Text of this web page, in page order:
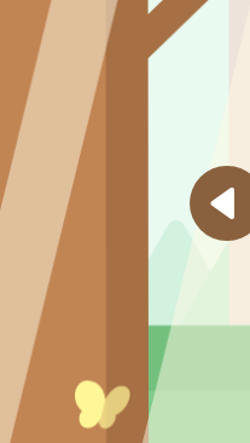
月 3日 15:00
度優秀勤労障害者 機構理
」を当社従業員が受賞し